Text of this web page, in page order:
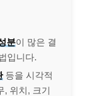
분이 많은 결
입니다.
등을 시각적
, 위치, 크기